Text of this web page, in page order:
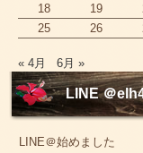
18
19
25
26
« 4月 6月 »
LINE ＠
LINE＠始めました